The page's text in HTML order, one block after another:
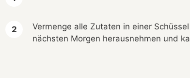
Vermenge alle Zutaten in einer
nächsten Morgen herausnehmen und